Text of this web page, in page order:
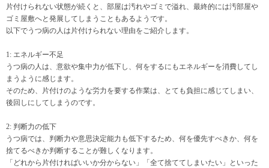
片付けられない状態が続くと、部屋は汚れやゴミで溢れ、最終的には汚部屋や
ゴミ屋敷へと発展してしまうこともあるようです。
以下でうつ病の人は片付けられない理由をご紹介します。
1: エネルギー不足
うつ病の人は、意欲や集中力が低下し、何をするにもエネルギーを消費してし
まうように感じます。
そのため、片付けのような労力を要する作業は、とても負担に感じてしまい、
後回しにしてしまうのです。
2: 判断力の低下
うつ病では、判断力や意思決定能力も低下するため、何を優先すべきか、何を
捨てるべきか判断することが難しくなります。
「どれから片付ければいいか分からない」「全て捨ててしまいたい」といった